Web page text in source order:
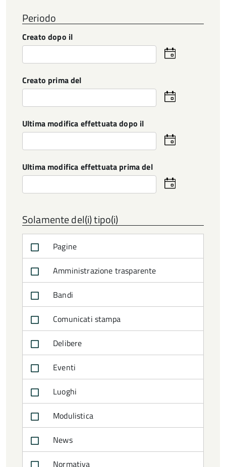
Periodo
Creato dopo il
Seleziona
la
Creato prima del
Seleziona
la
Ultima modifica effettuata dopo il
Seleziona
la
Ultima modifica effettuata prima del
Seleziona
la
Solamente del(i) tipo(i)
Pagine
Amministrazione trasparente
Bandi
Comunicati stampa
Delibere
Eventi
Luoghi
Modulistica
News
Normativa